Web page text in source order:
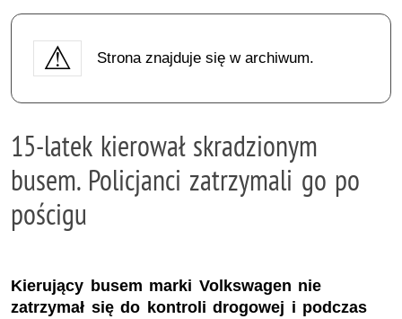
Strona znajduje się w archiwum.
15-latek kierował skradzionym
busem. Policjanci zatrzymali go po
pościgu
Kierujący busem marki Volkswagen nie
zatrzymał się do kontroli drogowej i podczas